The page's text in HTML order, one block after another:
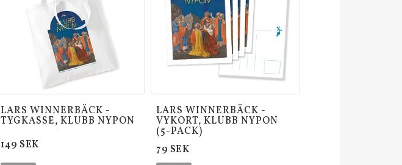
LARS WINNERBÄCK -
TYGKASSE, KLUBB NYPON
149 SEK
LARS WINNERBÄCK -
VYKORT, KLUBB NYPON
(5-PACK)
79 SEK